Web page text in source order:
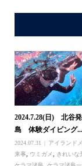
2024.7.28(日) 北谷
島 体験ダイビング...
2024.07.31
アイランド
来事, ウミガメ きれいな